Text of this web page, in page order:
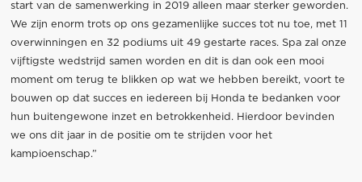
start van de samenwerking in 2019 alleen maar sterker geworden.
We zijn enorm trots op ons gezamenlijke succes tot nu toe, met 11
overwinningen en 32 podiums uit 49 gestarte races. Spa zal onze
vijftigste wedstrijd samen worden en dit is dan ook een mooi
moment om terug te blikken op wat we hebben bereikt, voort te
bouwen op dat succes en iedereen bij Honda te bedanken voor
hun buitengewone inzet en betrokkenheid. Hierdoor bevinden
we ons dit jaar in de positie om te strijden voor het
kampioenschap.”